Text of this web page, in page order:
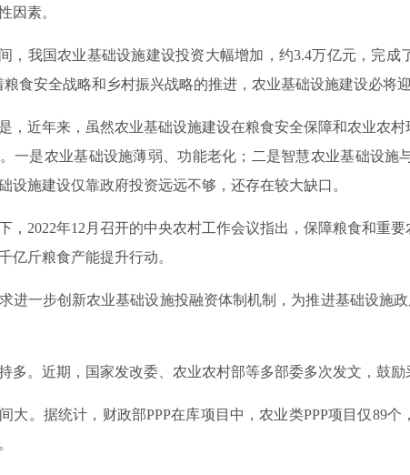
因素。
我国农业基础设施建设投资大幅增加，约3.4万亿元，完成
粮食安全战略和乡村振兴战略的推进，农业基础设施建设必将
近年来，虽然农业基础设施建设在粮食安全保障和农业农村
一是农业基础设施薄弱、功能老化；二是智慧农业基础设
设施建设仅靠政府投资远远不够，还存在较大缺口。
2022年12月召开的中央农村工作会议指出，保障粮食和重要
亿斤粮食产能提升行动。
一步创新农业基础设施投融资体制机制，为推进基础设施政
。近期，国家发改委、农业农村部等多部委多次发文，鼓励
。据统计，财政部PPP在库项目中，农业类PPP项目仅89个